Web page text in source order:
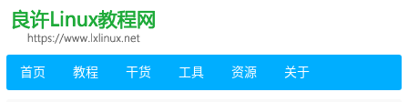
首页 教程 干货 工具 资源 关于